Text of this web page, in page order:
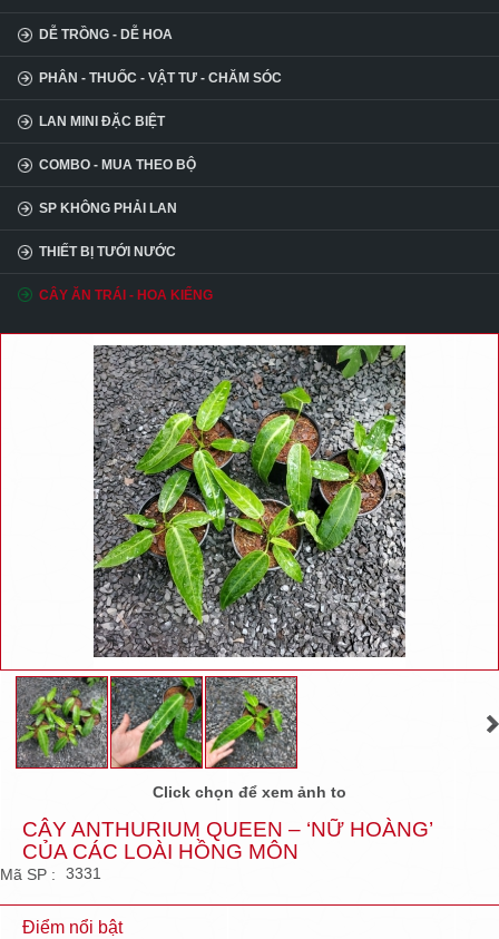
DỄ TRỒNG - DỄ HOA
PHÂN - THUỐC - VẬT TƯ - CHĂM SÓC
LAN MINI ĐẶC BIỆT
COMBO - MUA THEO BỘ
SP KHÔNG PHẢI LAN
THIẾT BỊ TƯỚI NƯỚC
CÂY ĂN TRÁI - HOA KIỂNG
Click chọn để xem ảnh to
CÂY ANTHURIUM QUEEN – ‘NỮ HOÀNG’
CỦA CÁC LOÀI HỒNG MÔN
Mã SP : 3331
Điểm nổi bật